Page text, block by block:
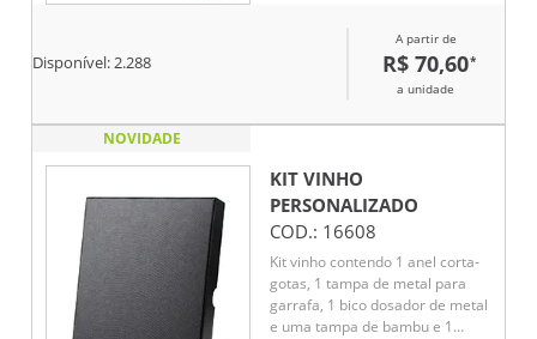
Disponível:2.288
A partir de
R$ 70,60*
a unidade
NOVIDADE
KIT VINHO
PERSONALIZADO
COD.: 16608
Kit vinho contendo 1 anel corta-
gotas, 1 tampa de metal para
garrafa, 1 bico dosador de metal
e uma tampa de bambu e 1